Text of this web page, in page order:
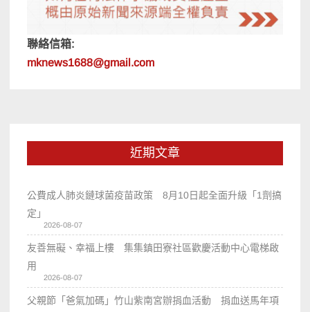
聯絡信箱:
mknews1688@gmail.com
近期文章
公費成人肺炎鏈球菌疫苗政策 8月10日起全面升級「1劑搞
定」
2026-08-07
友善無礙、幸福上樓 集集鎮田寮社區歡慶活動中心電梯啟
用
2026-08-07
父親節「爸氣加碼」竹山紫南宮辦捐血活動 捐血送馬年項